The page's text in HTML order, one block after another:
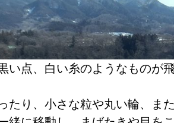
い点、白い糸のようなものが
たり、小さな粒や丸い輪、ま